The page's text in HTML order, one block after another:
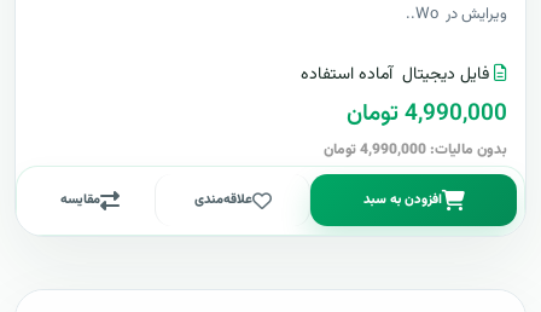
ویرایش در Wo..
فایل دیجیتال آماده استفاده
4,990,000 تومان
بدون مالیات: 4,990,000 تومان
افزودن به سبد علاقه‌مندی مقایسه